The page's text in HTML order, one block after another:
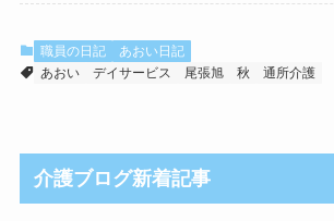
職員の日記
あおい日記
あおい
デイサービス 尾張旭 秋 通所介護
介護ブログ新着記事